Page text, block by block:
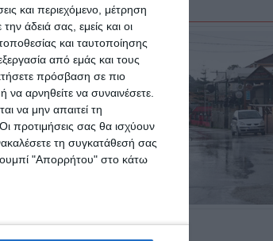
και περιεχόμενο, μέτρηση
άδειά σας, εμείς και οι
και ταυτοποίησης
από εμάς και τους
πρόσβαση σε πιο
να αρνηθείτε να συναινέσετε.
να μην απαιτεί τη
προτιμήσεις σας θα ισχύουν
τη συγκατάθεσή σας
"Απορρήτου" στο κάτω
ΖΆΚΥΝΘΟΣ